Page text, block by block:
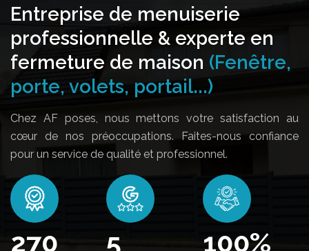
Entreprise de menuiserie
professionnelle & experte en
fermeture de maison (Fenêtre,
porte, volets, portail...)
Chez AF poses, nous mettons votre satisfaction au
cœur de nos préoccupations. Faites-nous confiance
pour un service de qualité et professionnel.
326 5 100%